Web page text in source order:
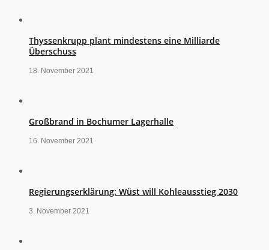
Thyssenkrupp plant mindestens eine Milliarde
Überschuss
18. November 2021
Großbrand in Bochumer Lagerhalle
16. November 2021
Regierungserklärung: Wüst will Kohleausstieg 2030
3. November 2021